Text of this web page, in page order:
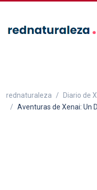
rednaturaleza
Diario de
Aventuras de Xenai: Un